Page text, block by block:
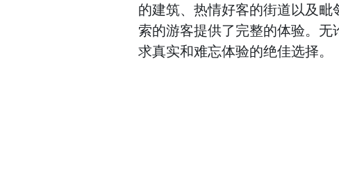
的建筑、热情好客的街道以及
索的游客提供了完整的体验。
求真实和难忘体验的绝佳选择。